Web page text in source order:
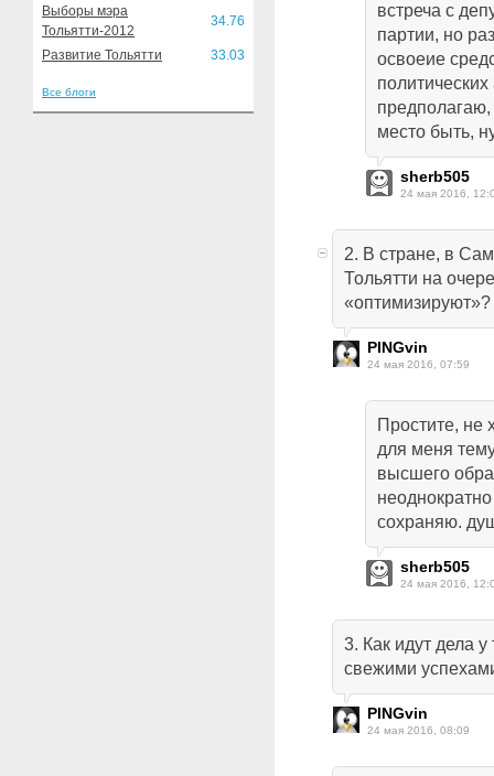
Выборы мэра
Тольятти-2012
34.76
Развитие Тольятти 33.03
Все блоги
встреча с
партии, но
освоеие
политических
место быть,
sherb505
24 мая 2016,
2. В стране, в
Тольятти на
«оптимизируют»?
PINGvin
24 мая 2016, 07:59
Простите, не
для меня
высшего
сохраняю.
sherb505
24 мая 2016,
3. Как идут дела
свежими
PINGvin
24 мая 2016, 08:09